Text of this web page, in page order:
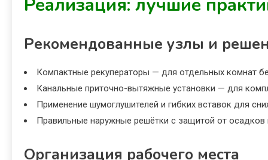
Реализация: лучшие
Рекомендованные узлы и
Компактные рекуператоры — для отдельных комнат
Канальные приточно-вытяжные установки — для
Применение шумоглушителей и гибких вставок для
Правильные наружные решётки с защитой от осадков
Организация рабочего места